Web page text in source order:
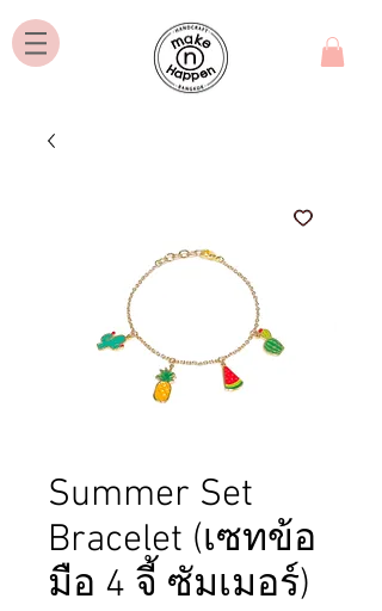
Summer Set
Bracelet (เซทข้อ
มือ 4 จี้ ซัมเมอร์)